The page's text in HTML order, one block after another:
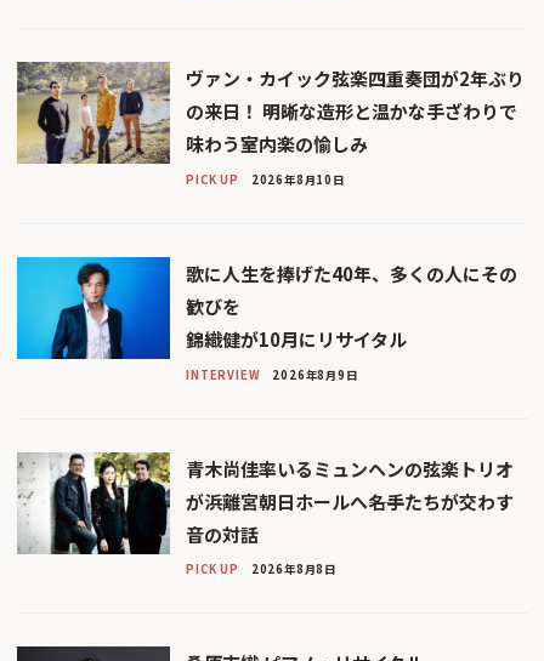
ヴァン・カイック弦楽四重奏団が2年ぶり
の来日！ 明晰な造形と温かな手ざわりで
味わう室内楽の愉しみ
PICK UP 2026年8月10日
歌に人生を捧げた40年、多くの人にその
歓びを
錦織健が10月にリサイタル
INTERVIEW 2026年8月9日
青木尚佳率いるミュンヘンの弦楽トリオ
が浜離宮朝日ホールへ――名手たちが交わす
音の対話
PICK UP 2026年8月8日